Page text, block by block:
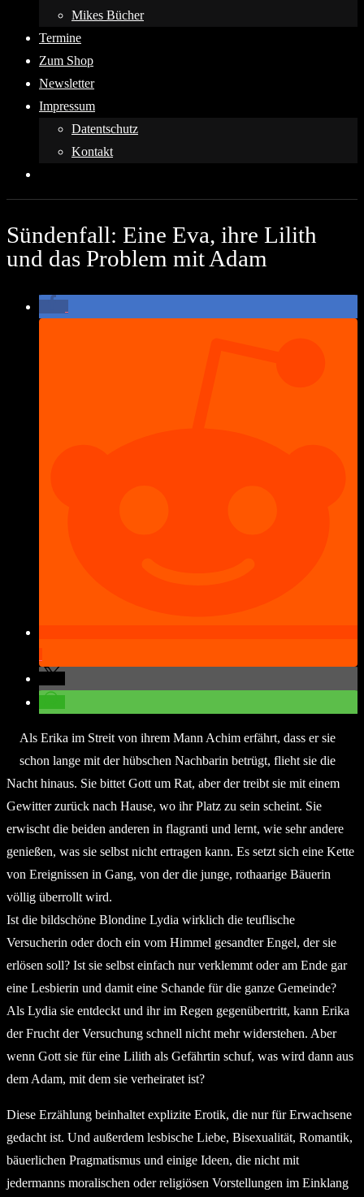
Mikes Bücher
Termine
Zum Shop
Newsletter
Impressum
Datentschutz
Kontakt
Sündenfall: Eine Eva, ihre Lilith
und das Problem mit Adam
Als Erika im Streit von ihrem Mann Achim erfährt, dass er sie
schon lange mit der hübschen Nachbarin betrügt, flieht sie die
Nacht hinaus. Sie bittet Gott um Rat, aber der treibt sie mit einem
Gewitter zurück nach Hause, wo ihr Platz zu sein scheint. Sie
erwischt die beiden anderen in flagranti und lernt, wie sehr andere
genießen, was sie selbst nicht ertragen kann. Es setzt sich eine Kette
von Ereignissen in Gang, von der die junge, rothaarige Bäuerin
völlig überrollt wird.
Ist die bildschöne Blondine Lydia wirklich die teuflische
Versucherin oder doch ein vom Himmel gesandter Engel, der sie
erlösen soll? Ist sie selbst einfach nur verklemmt oder am Ende gar
eine Lesbierin und damit eine Schande für die ganze Gemeinde?
Als Lydia sie entdeckt und ihr im Regen gegenübertritt, kann Erika
der Frucht der Versuchung schnell nicht mehr widerstehen. Aber
wenn Gott sie für eine Lilith als Gefährtin schuf, was wird dann aus
dem Adam, mit dem sie verheiratet ist?
Diese Erzählung beinhaltet explizite Erotik, die nur für Erwachsene
gedacht ist. Und außerdem lesbische Liebe, Bisexualität, Romantik,
bäuerlichen Pragmatismus und einige Ideen, die nicht mit
jedermanns moralischen oder religiösen Vorstellungen im Einklang